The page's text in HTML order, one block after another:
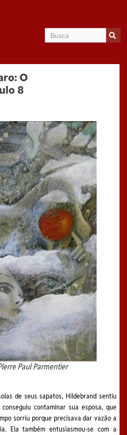
O
8
Paul Parmentier
de seus sapatos, Hildebrand sentiu
contaminar sua esposa, que
sorriu porque precisava dar vazão a
Ela também entusiasmou-se com a